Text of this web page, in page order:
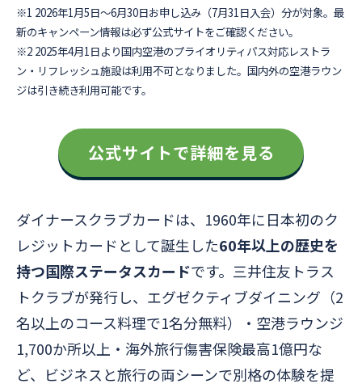
※1 2026年1月5日〜6月30日お申し込み（7月31日入会）分が対象。最
新のキャンペーン情報は必ず公式サイトをご確認ください。
※2 2025年4月1日より国内空港のプライオリティパス対応レストラ
ン・リフレッシュ施設は利用不可となりました。国内外の空港ラウン
ジは引き続き利用可能です。
公式サイトで詳細を見る
ダイナースクラブカードは、1960年に日本初のク
レジットカードとして誕生した60年以上の歴史を
持つ国際ステータスカードです。三井住友トラス
トクラブが発行し、エグゼクティブダイニング（2
名以上のコース料理で1名分無料）・空港ラウンジ
1,700か所以上・海外旅行傷害保険最高1億円な
ど、ビジネスと旅行の両シーンで別格の体験を提